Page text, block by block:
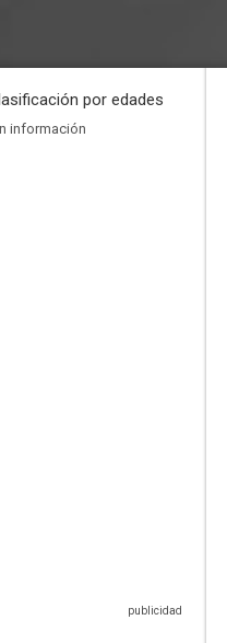
por edades
información